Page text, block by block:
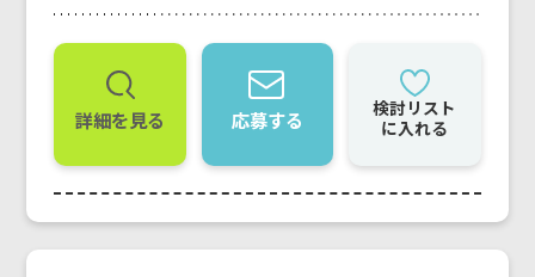
詳細を見る 応募する
検討リスト
に入れる